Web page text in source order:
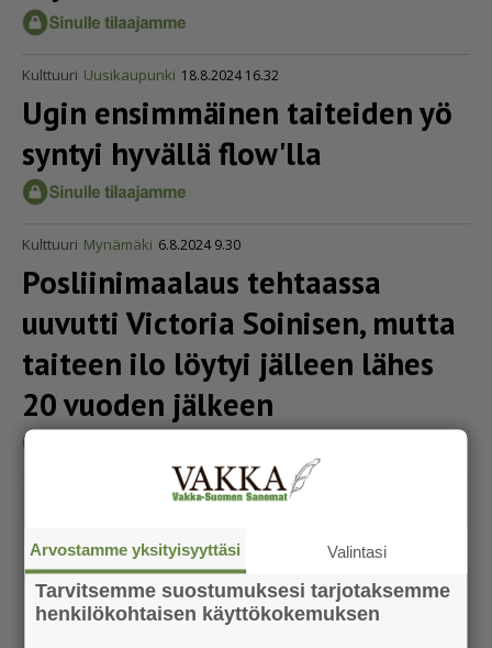
Kulttuuri Uusikaupunki 18.8.2024 16.32
Ugin ensimmäinen taiteiden yö
syntyi hyvällä flow'lla
Kulttuuri Mynämäki 6.8.2024 9.30
Poslii­ni­maalaus tehtaassa
uuvutti Victoria Soinisen, mutta
taiteen ilo löytyi jälleen lähes
20 vuoden jälkeen
3 4 5
Arvostamme yksityisyyttäsi Valintasi
Tarvitsemme suostumuksesi tarjotaksemme
henkilökohtaisen käyttökokemuksen